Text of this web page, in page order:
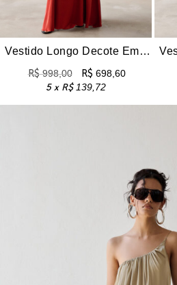
Vestido Longo Decote Em V Acetinado Mercedes – Terra
R$998,00 R$ 698,60
5 x R$139,72